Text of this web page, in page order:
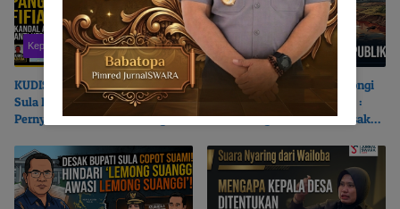
Kepulauan Sula
KUDIS BAdARA Desak DPRD
Sula Panggil Bupati Fifian Soal
Pernyataan Alih Wewenang
NASIONAL
PT Feni Haltim Klaim Kantongi
Izin Lingkungan | LATAMLA :
Narasi Pengalihan Isu Kerusakan
Dokumen ke Publik